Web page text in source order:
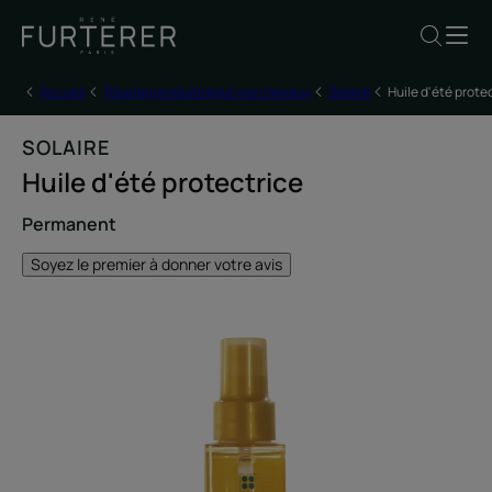
Accueil Tous les produits pour vos cheveux Solaire Huile d'été
SOLAIRE
Huile d'été protectrice
Permanent
Soyez le premier à donner votre avis